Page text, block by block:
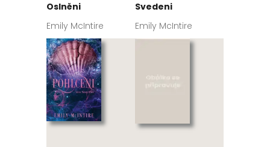
Oslněni
Emily McIntire
Svedeni
Emily McIntire